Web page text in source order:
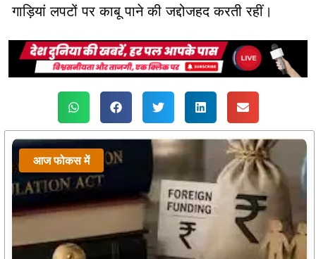
गाड़ियां लपटों पर काबू पाने की जद्दोजहद करती रहीं।
आज फोकस में